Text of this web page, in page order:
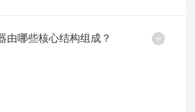
由哪些核心结构组成？